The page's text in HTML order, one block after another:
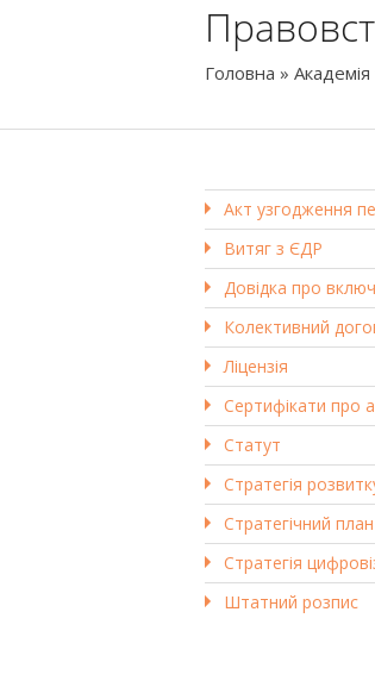
Головна » Академія
Акт узгодження
Витяг з ЄДР
Довідка про
Колективний
Ліцензія
Сертифікати про
Статут
Стратегія
Стратегічний
Стратегія
Штатний розпис